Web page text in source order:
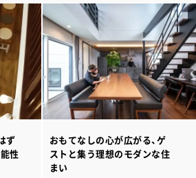
ず
性
おもてなしの心が広がる、ゲ
ストと集う理想のモダンな住
まい